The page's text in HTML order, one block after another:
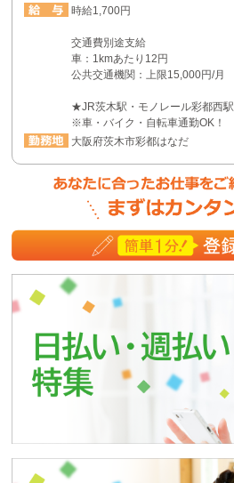
時給1,700円
交通費別途支給
車：1kmあたり12円
公共交通機関：上限15,000円/月
★JR茨木駅・モノレール彩都西
※車・バイク・自転車通勤OK！
大阪府茨木市彩都はなだ